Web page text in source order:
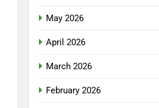
May 2026
April 2026
March 2026
February 2026